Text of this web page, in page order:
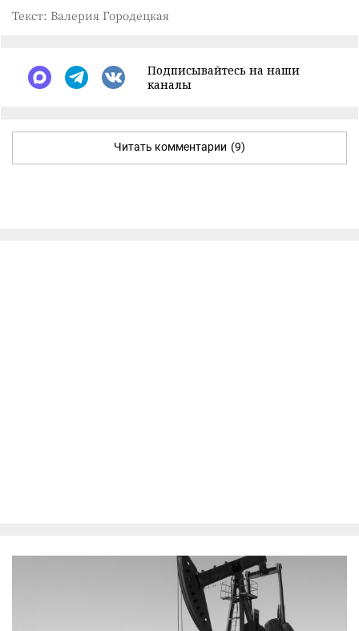
Текст: Валерия Городецкая
Подписывайтесь на наши
каналы
Читать комментарии (9)